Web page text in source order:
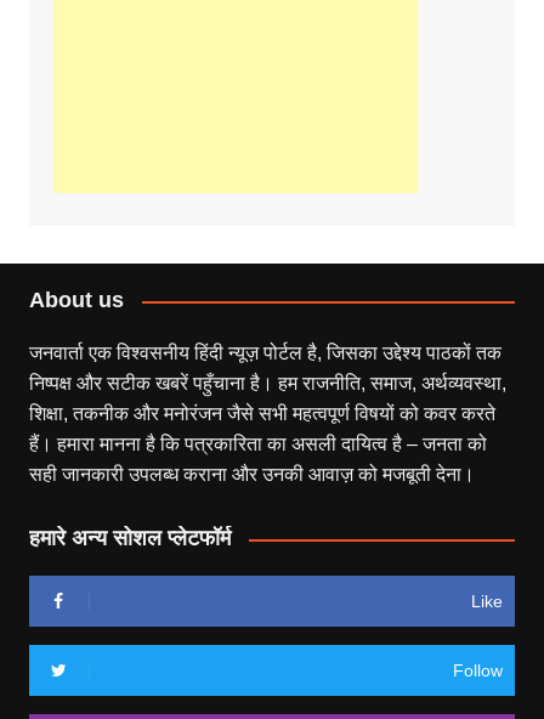
About us
जनवार्ता एक विश्वसनीय हिंदी न्यूज़ पोर्टल है, जिसका उद्देश्य पाठकों तक
निष्पक्ष और सटीक खबरें पहुँचाना है। हम राजनीति, समाज, अर्थव्यवस्था,
शिक्षा, तकनीक और मनोरंजन जैसे सभी महत्वपूर्ण विषयों को कवर करते
हैं। हमारा मानना है कि पत्रकारिता का असली दायित्व है – जनता को
सही जानकारी उपलब्ध कराना और उनकी आवाज़ को मजबूती देना।
हमारे अन्य सोशल प्लेटफॉर्म
Like
Follow